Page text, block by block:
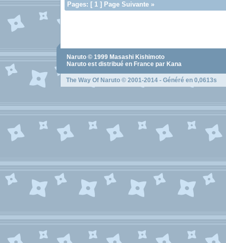
Pages: [ 1 ] Page Suivante »
Naruto © 1999 Masashi Kishimoto
Naruto est distribué en France par Kana
The Way Of Naruto © 2001-2014 - Généré en 0,0613s